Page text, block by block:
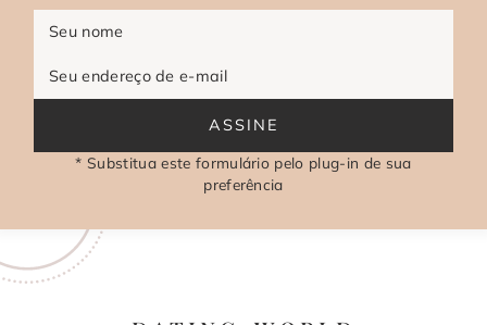
Seu nome
Seu endereço de e-mail
ASSINE
* Substitua este formulário pelo plug-in de sua
preferência